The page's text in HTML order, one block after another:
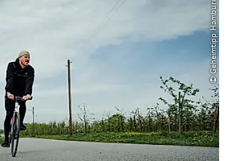
© Geheimtipp Hamburg